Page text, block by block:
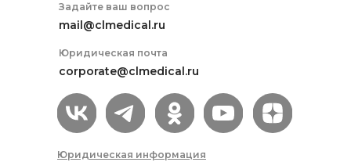
Гибридизация и очистка ПЦР
нуклеиновых кислот
Задайте ваш вопрос
Юридическая почта
mail@clmedical.ru
corporate@clmedical.ru
Юридическая информация